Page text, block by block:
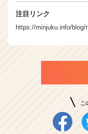
注目リンク
https://minjuku.info/blog/
こ